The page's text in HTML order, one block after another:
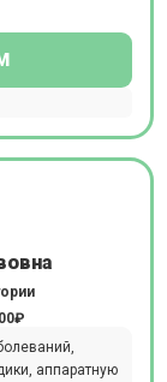
аппаратную